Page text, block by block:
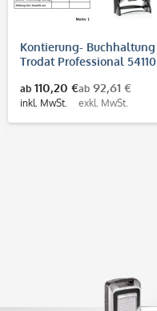
Kontierung- Buchhaltung
Trodat Professional 54110
ab 110,20 €
inkl. MwSt.
ab 92,61 €
exkl. MwSt.